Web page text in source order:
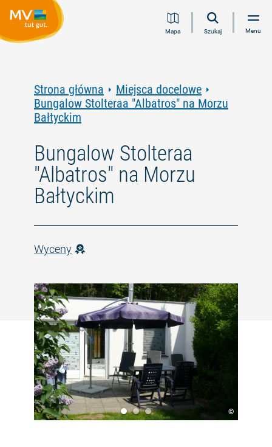
Przejdź
Przejdź
Przejdź
Przejdź
Mapa Szukaj Menu
Strona główna
Miejsca docelowe
Bungalow Stolteraa "Albatros" na Morzu
Bałtyckim
Bungalow Stolteraa
"Albatros" na Morzu
Bałtyckim
Wyceny
©